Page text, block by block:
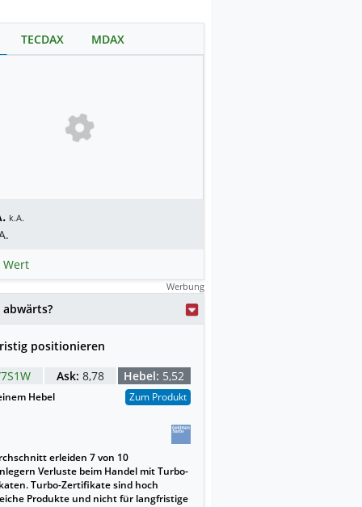
mit KI erstellt.
TECDAX MDAX
k.A.
Werbung
positionieren
Ask: 8,78 Hebel: 5,52
Hebel Zum Produkt
erleiden 7 von 10
Verluste beim Handel mit Turbo-
Turbo-Zertifikate sind hoch
Produkte und nicht für langfristige